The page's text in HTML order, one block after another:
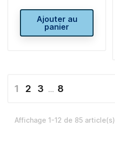
Ajouter au
panier
1 2 3 … 8
Affichage 1-12 de 85 article(s)